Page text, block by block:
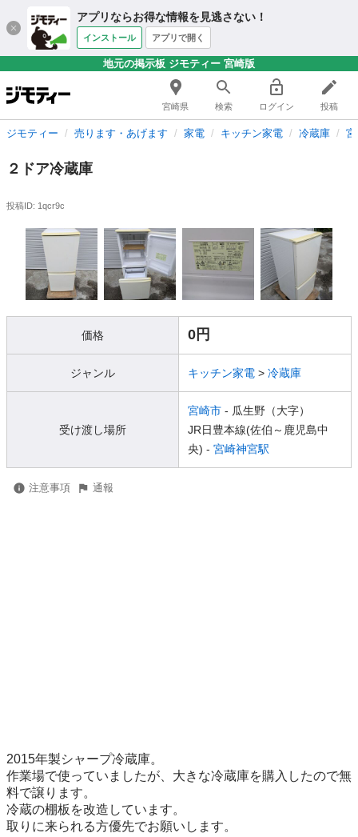
アプリならお得な情報を見逃さない！
インストール アプリで開く
地元の掲示板 ジモティー 宮崎版
宮崎県 検索 ログイン 投稿
ジモティー 売ります・あげます 家電 キッチン家電 冷蔵庫
２ドア冷蔵庫
投稿ID: 1qcr9c
価格 0円
ジャンル キッチン家電 > 冷蔵庫
受け渡し場所
宮崎市 - 瓜生野（大字）
JR日豊本線(佐伯～鹿児島中
央) - 宮崎神宮駅
注意事項 通報
2015年製シャープ冷蔵庫。
作業場で使っていましたが、大きな冷蔵庫を購入したので無
料で譲ります。
冷蔵の棚板を改造しています。
取りに来られる方優先でお願いします。